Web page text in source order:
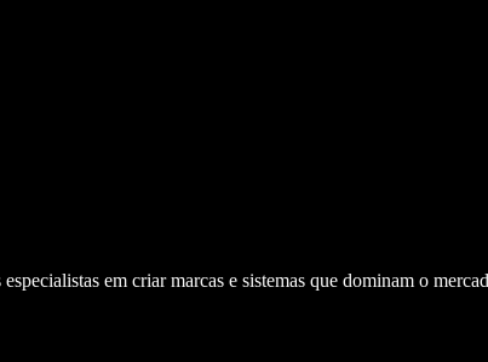
em criar marcas e sistemas que dominam o